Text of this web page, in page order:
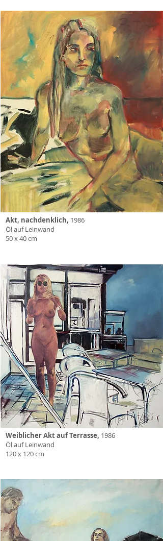
Akt, nachdenklich, 1986
Öl auf Leinwand
50 x 40 cm
Weiblicher Akt auf Terrasse, 1986
Öl auf Leinwand
120 x 120 cm